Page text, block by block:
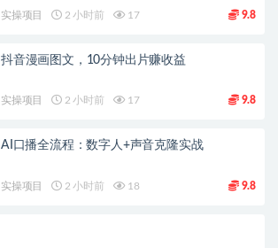
实操项目 2 小时前 17 9.8
抖音漫画图文，10分钟出片赚收益
实操项目 2 小时前 17 9.8
AI口播全流程：数字人+声音克隆实战
实操项目 2 小时前 18 9.8